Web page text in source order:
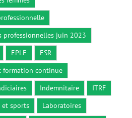
2018
professionnelles juin 2023
EPLE
ESR
formation continue
Indemnitaire
ITRF
et sports
Laboratoires